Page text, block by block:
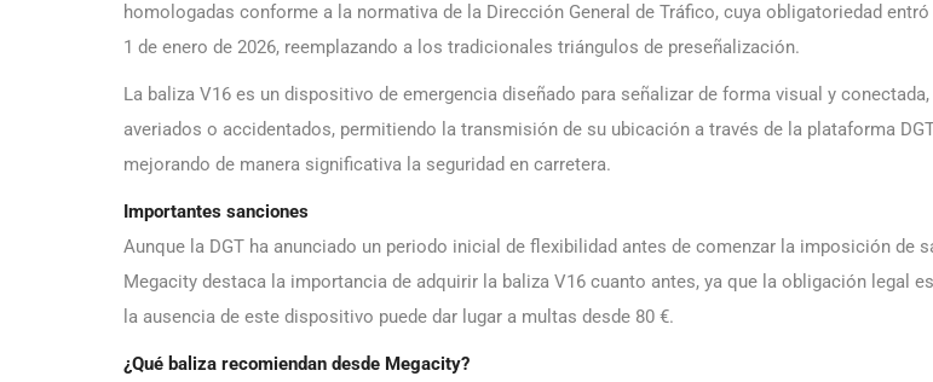
homologadas conforme a la normativa de la Dirección General de Tráfico, cuya obligatoriedad entró
1 de enero de 2026, reemplazando a los tradicionales triángulos de preseñalización.
La baliza V16 es un dispositivo de emergencia diseñado para señalizar de forma visual y
averiados o accidentados, permitiendo la transmisión de su ubicación a través de la plataforma
mejorando de manera significativa la seguridad en carretera.
Importantes sanciones
Aunque la DGT ha anunciado un periodo inicial de flexibilidad antes de comenzar la imposición de
Megacity destaca la importancia de adquirir la baliza V16 cuanto antes, ya que la obligación legal
la ausencia de este dispositivo puede dar lugar a multas desde 80 €.
¿Qué baliza recomiendan desde Megacity?